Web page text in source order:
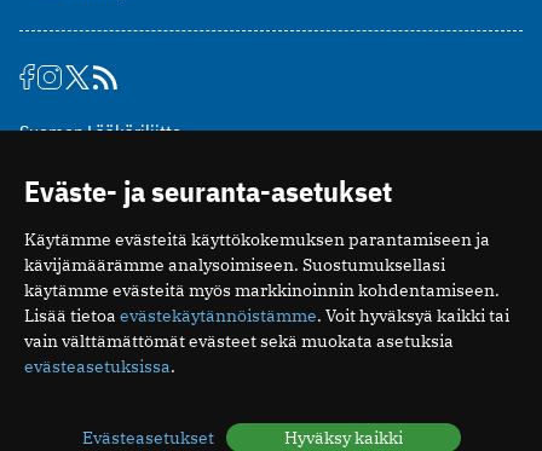
Suomen Lääkäriliitto
00510 Helsinki
puh. (09) 393 091
toimitus@potilaanlaakarilehti.fi
ISSN 2323-9476
Eväste- ja seuranta-asetukset
Käytämme evästeitä käyttökokemuksen parantamiseen ja
kävijämäärämme analysoimiseen. Suostumuksellasi
käytämme evästeitä myös markkinoinnin kohdentamiseen.
Lisää tietoa evästekäytännöistämme. Voit hyväksyä kaikki tai
vain välttämättömät evästeet sekä muokata asetuksia
evästeasetuksissa.
Evästeasetukset Hyväksy kaikki